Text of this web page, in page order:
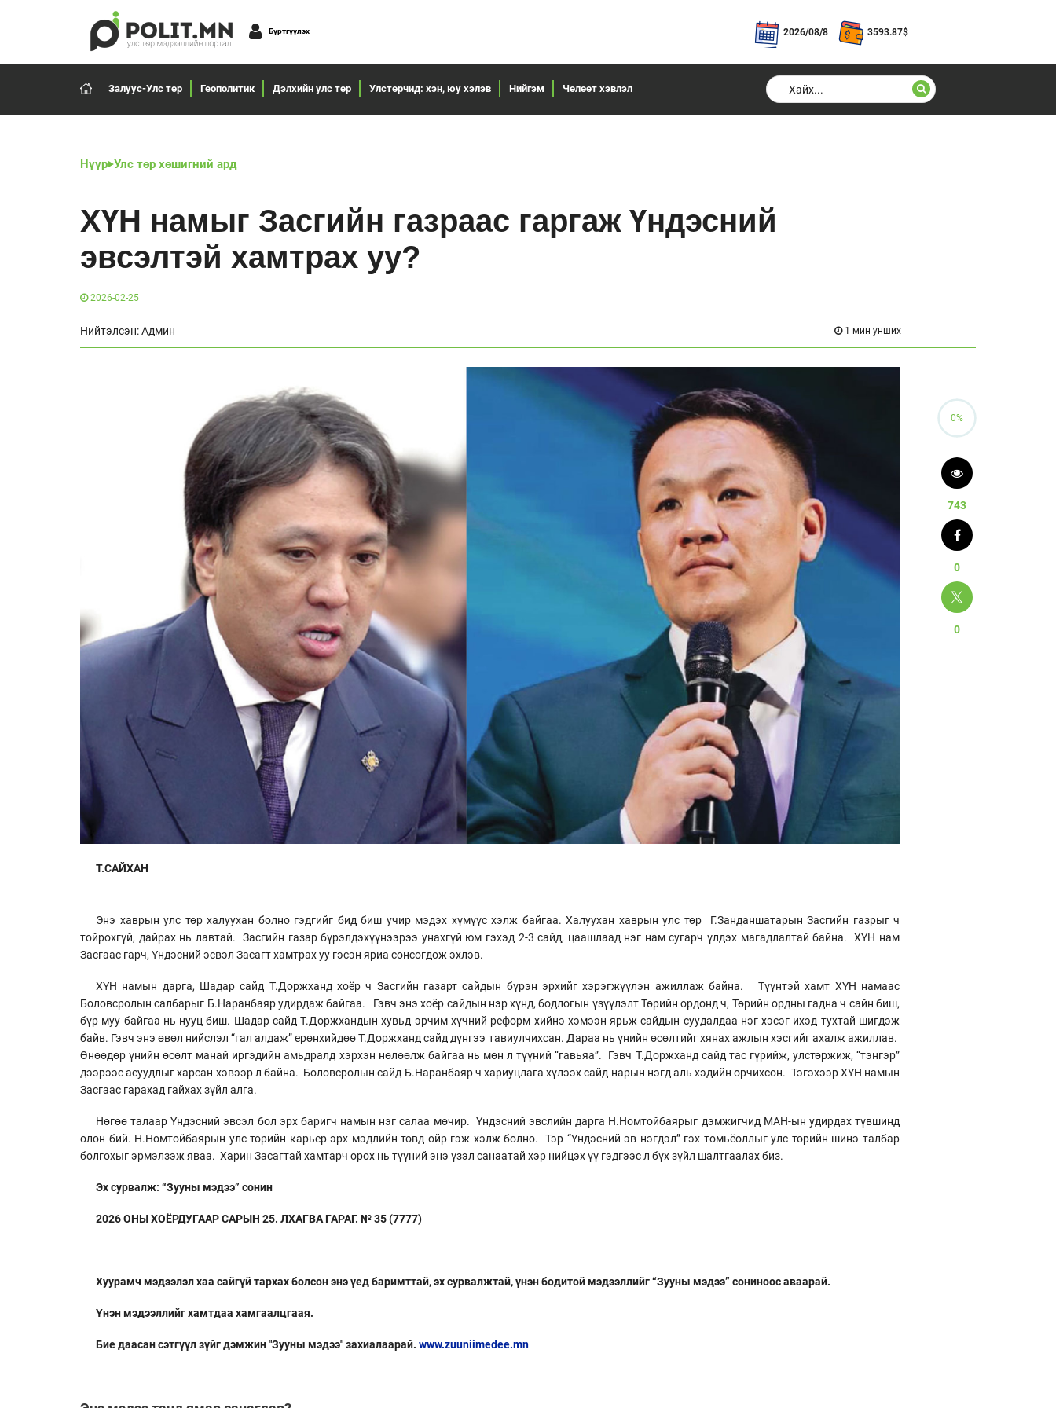
Бүртгүүлэх 2026/08/8 3593.87$
Залуус-Улс төр Геополитик Дэлхийн улс төр Улстөрчид: хэн, юу хэлэв Нийгэм Чөлөөт хэвлэл
Нүүр Улс төр хөшигний ард
ХҮН намыг Засгийн газраас гаргаж Үндэсний
эвсэлтэй хамтрах уу?
2026-02-25
Нийтэлсэн: Админ 1 мин унших
Т.САЙХАН
Энэ хаврын улс төр халуухан болно гэдгийг бид биш учир мэдэх хүмүүс хэлж байгаа. Халуухан хаврын улс төр Г.Занданшатарын Засгийн газрыг ч
тойрохгүй, дайрах нь лавтай. Засгийн газар бүрэлдэхүүнээрээ унахгүй юм гэхэд 2-3 сайд, цаашлаад нэг нам сугарч үлдэх магадлалтай байна. ХҮН нам
Засгаас гарч, Үндэсний эсвэл Засагт хамтрах уу гэсэн яриа сонсогдож эхлэв.
ХҮН намын дарга, Шадар сайд Т.Доржханд хоёр ч Засгийн газарт сайдын бүрэн эрхийг хэрэгжүүлэн ажиллаж байна. Түүнтэй хамт ХҮН намаас
Боловсролын салбарыг Б.Наранбаяр удирдаж байгаа. Гэвч энэ хоёр сайдын нэр хүнд, бодлогын үзүүлэлт Төрийн ордонд ч, Төрийн ордны гадна ч сайн биш,
бүр муу байгаа нь нууц биш. Шадар сайд Т.Доржхандын хувьд эрчим хүчний реформ хийнэ хэмээн ярьж сайдын суудалдаа нэг хэсэг ихэд тухтай шигдэж
байв. Гэвч энэ өвөл нийслэл “гал алдаж” ерөнхийдөө Т.Доржханд сайд дүнгээ тавиулчихсан. Дараа нь үнийн өсөлтийг хянах ажлын хэсгийг ахалж ажиллав.
Өнөөдөр үнийн өсөлт манай иргэдийн амьдралд хэрхэн нөлөөлж байгаа нь мөн л түүний “гавьяа”. Гэвч Т.Доржханд сайд тас гүрийж, улстөржиж, “тэнгэр”
дээрээс асуудлыг харсан хэвээр л байна. Боловсролын сайд Б.Наранбаяр ч хариуцлага хүлээх сайд нарын нэгд аль хэдийн орчихсон. Тэгэхээр ХҮН намын
Засгаас гарахад гайхах зүйл алга.
Нөгөө талаар Үндэсний эвсэл бол эрх баригч намын нэг салаа мөчир. Үндэсний эвслийн дарга Н.Номтойбаярыг дэмжигчид МАН-ын удирдах түвшинд
олон бий. Н.Номтойбаярын улс төрийн карьер эрх мэдлийн төвд ойр гэж хэлж болно. Тэр “Үндэсний эв нэгдэл” гэх томьёоллыг улс төрийн шинэ талбар
болгохыг эрмэлзэж яваа. Харин Засагтай хамтарч орох нь түүний энэ үзэл санаатай хэр нийцэх үү гэдгээс л бүх зүйл шалтгаалах биз.
Эх сурвалж: “Зууны мэдээ” сонин
2026 ОНЫ ХОЁРДУГААР САРЫН 25. ЛХАГВА ГАРАГ. № 35 (7777)
Хуурамч мэдээлэл хаа сайгүй тархах болсон энэ үед баримттай, эх сурвалжтай, үнэн бодитой мэдээллийг “Зууны мэдээ” сониноос аваарай.
Үнэн мэдээллийг хамтдаа хамгаалцгаая.
Бие даасан сэтгүүл зүйг дэмжин "Зууны мэдээ" захиалаарай. www.zuuniimedee.mn
0%
743
0
0